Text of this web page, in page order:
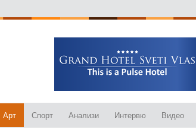
Арт Спорт Анализи Интервю Видео